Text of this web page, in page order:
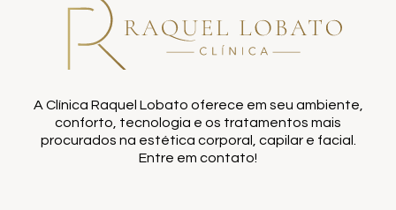
A Clínica Raquel Lobato oferece em seu ambiente,
conforto, tecnologia e os tratamentos mais
procurados na estética corporal, capilar e facial.
Entre em contato!